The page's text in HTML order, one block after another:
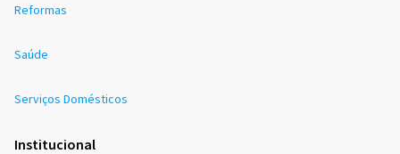
Reformas
Saúde
Serviços Domésticos
Institucional